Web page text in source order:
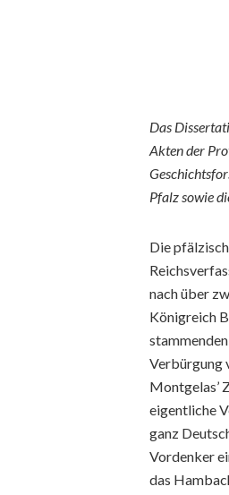
Das
Akten der
Pfalz sowie
Die
nach über
Königreich
Verbürgung
Montgelas’
eigentliche
ganz
Vordenker
das